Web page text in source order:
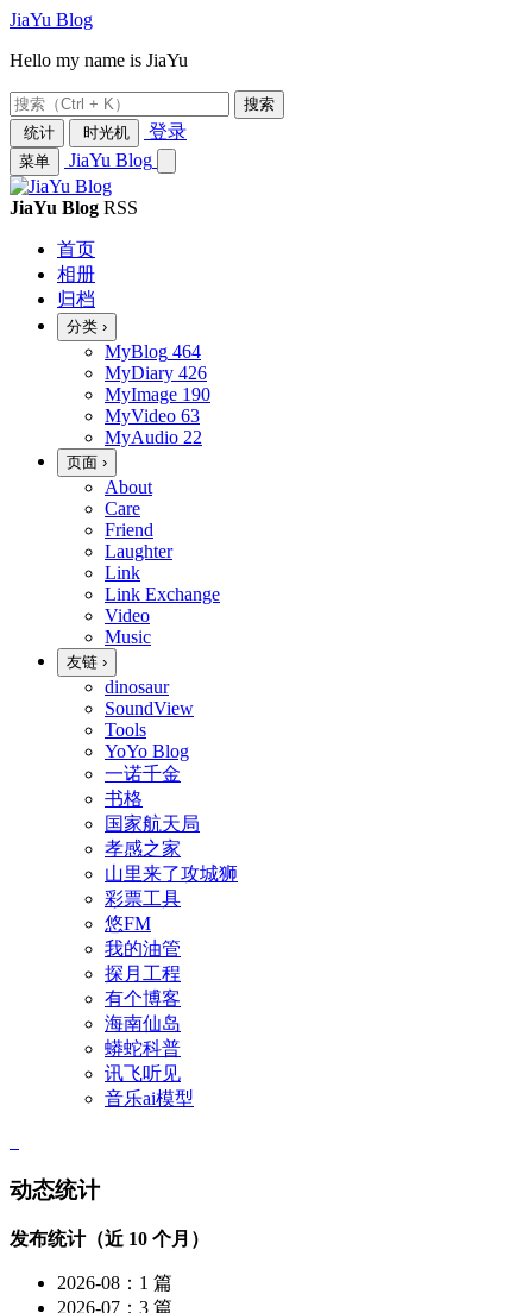
JiaYu Blog
Hello my name is JiaYu
搜索
统计
时光机 登录
菜单 JiaYu Blog
JiaYu Blog RSS
首页
相册
归档
分类 ›
MyBlog 464
MyDiary 426
MyImage 190
MyVideo 63
MyAudio 22
页面 ›
About
Care
Friend
Laughter
Link
Link Exchange
Video
Music
友链 ›
dinosaur
SoundView
Tools
YoYo Blog
一诺千金
书格
国家航天局
孝感之家
山里来了攻城狮
彩票工具
悠FM
我的油管
探月工程
有个博客
海南仙岛
蟒蛇科普
讯飞听见
音乐ai模型
动态统计
发布统计（近 10 个月）
2026-08：1 篇
2026-07：3 篇